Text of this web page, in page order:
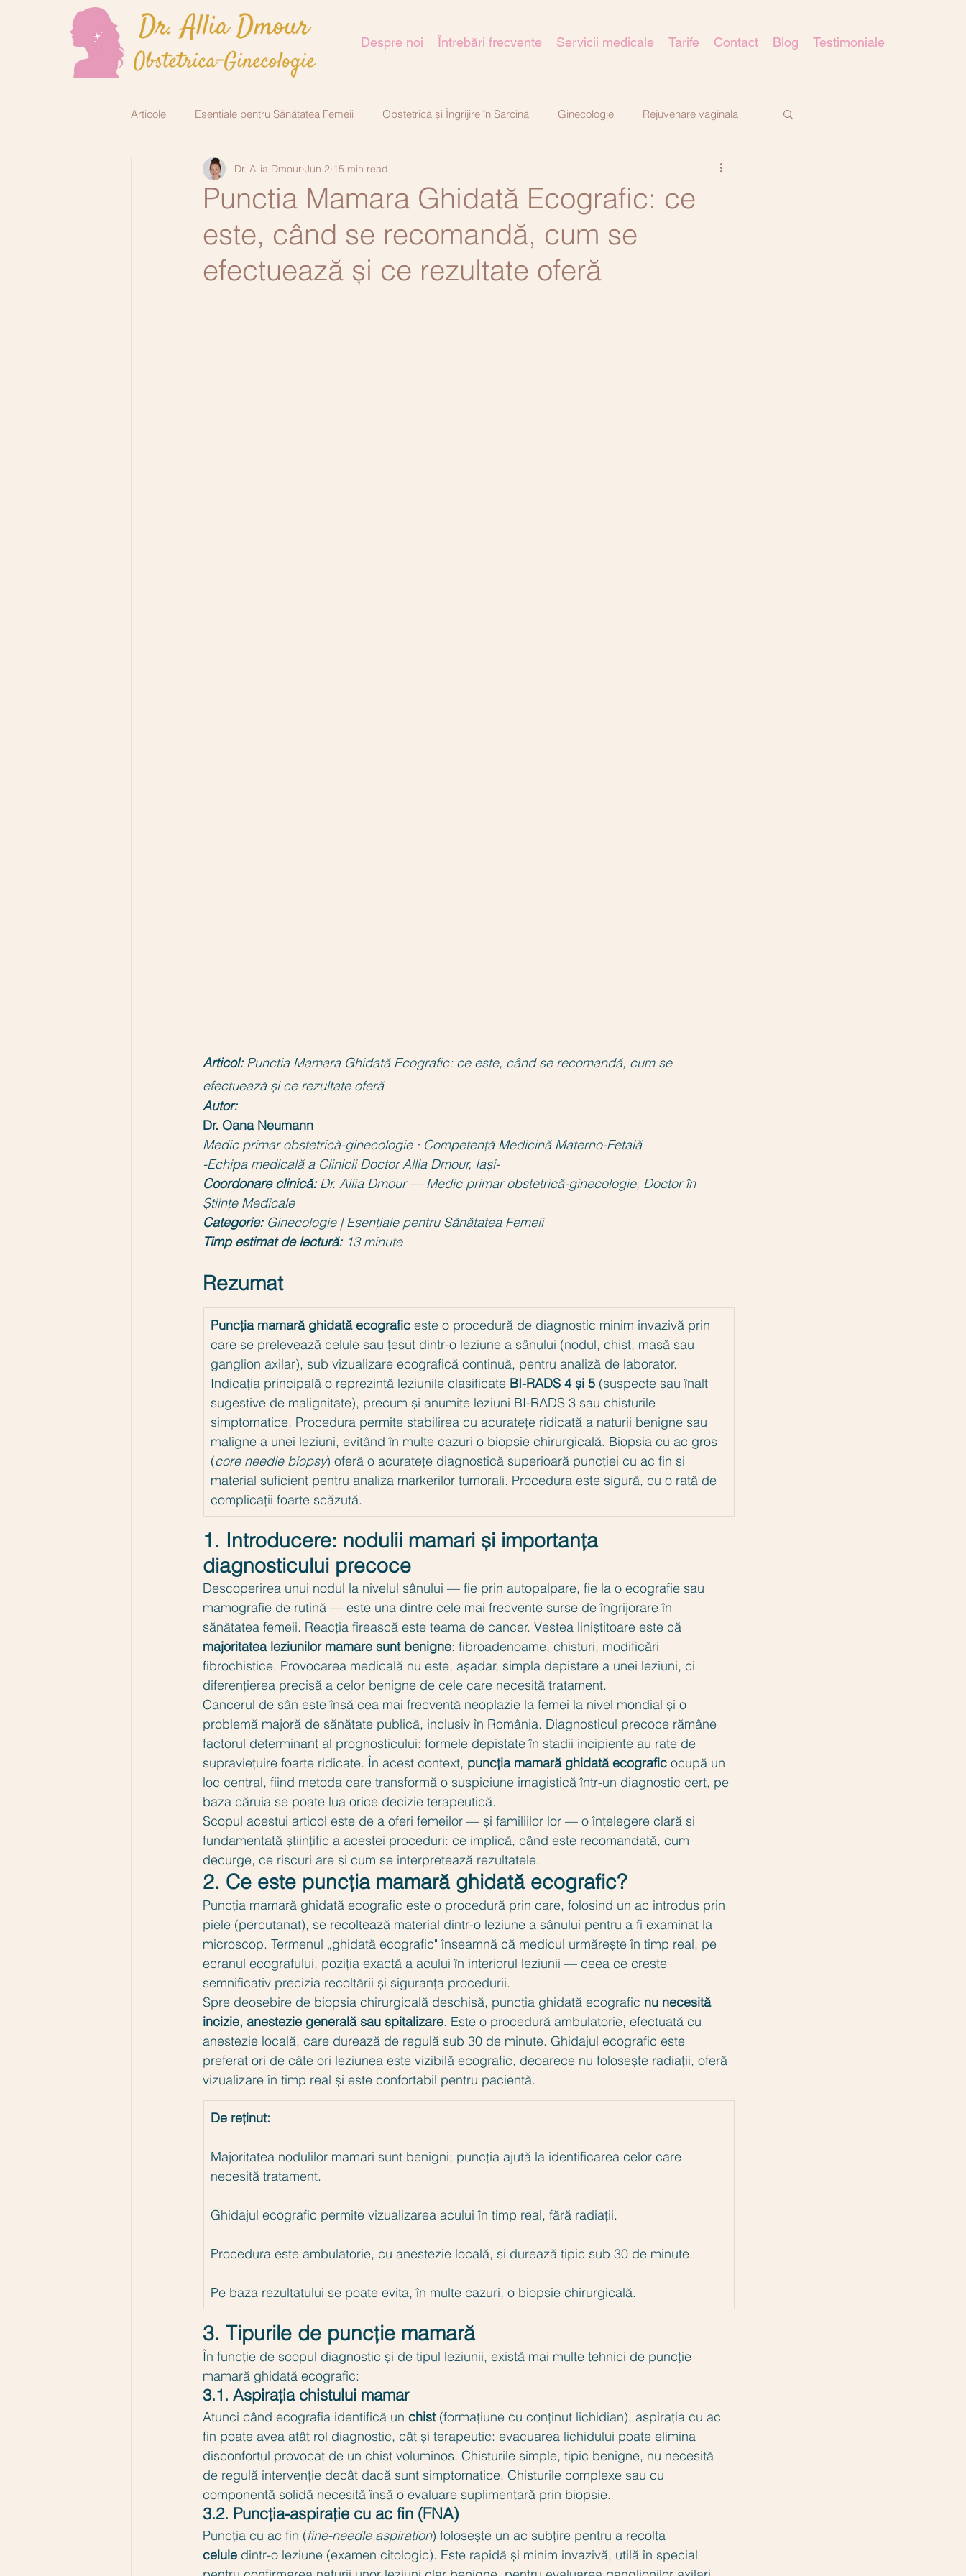
Despre noi Întrebări frecvente Servicii medicale Tarife Contact Blog Testimoniale
Articole Esentiale pentru Sănătatea Femeii Obstetrică și Îngrijire în Sarcină Ginecologie Rejuvenare vaginala
Endocrinologie Chirurgie plastică-estetică
Punctia Mamara Ghidată Ecografic: ce
este, când se recomandă, cum se
efectuează și ce rezultate oferă
Dr. Allia Dmour Jun 2 15 min read
Articol: Punctia Mamara Ghidată Ecografic: ce este, când se recomandă, cum se
efectuează și ce rezultate oferă
Autor:
Dr. Oana Neumann
Medic primar obstetrică-ginecologie · Competență Medicină Materno-Fetală
-Echipa medicală a Clinicii Doctor Allia Dmour, Iași-
Coordonare clinică: Dr. Allia Dmour — Medic primar obstetrică-ginecologie, Doctor în
Științe Medicale
Categorie: Ginecologie | Esențiale pentru Sănătatea Femeii
Timp estimat de lectură: 13 minute
Rezumat
Puncția mamară ghidată ecografic este o procedură de diagnostic minim invazivă prin
care se prelevează celule sau țesut dintr-o leziune a sânului (nodul, chist, masă sau
ganglion axilar), sub vizualizare ecografică continuă, pentru analiză de laborator.
Indicația principală o reprezintă leziunile clasificate BI-RADS 4 și 5 (suspecte sau înalt
sugestive de malignitate), precum și anumite leziuni BI-RADS 3 sau chisturile
simptomatice. Procedura permite stabilirea cu acuratețe ridicată a naturii benigne sau
maligne a unei leziuni, evitând în multe cazuri o biopsie chirurgicală. Biopsia cu ac gros
(core needle biopsy) oferă o acuratețe diagnostică superioară puncției cu ac fin și
material suficient pentru analiza markerilor tumorali. Procedura este sigură, cu o rată de
complicații foarte scăzută.
1. Introducere: nodulii mamari și importanța
diagnosticului precoce
Descoperirea unui nodul la nivelul sânului — fie prin autopalpare, fie la o ecografie sau
mamografie de rutină — este una dintre cele mai frecvente surse de îngrijorare în
sănătatea femeii. Reacția firească este teama de cancer. Vestea liniștitoare este că
majoritatea leziunilor mamare sunt benigne: fibroadenoame, chisturi, modificări
fibrochistice. Provocarea medicală nu este, așadar, simpla depistare a unei leziuni, ci
diferențierea precisă a celor benigne de cele care necesită tratament.
Cancerul de sân este însă cea mai frecventă neoplazie la femei la nivel mondial și o
problemă majoră de sănătate publică, inclusiv în România. Diagnosticul precoce rămâne
factorul determinant al prognosticului: formele depistate în stadii incipiente au rate de
supraviețuire foarte ridicate. În acest context, puncția mamară ghidată ecografic ocupă un
loc central, fiind metoda care transformă o suspiciune imagistică într-un diagnostic cert, pe
baza căruia se poate lua orice decizie terapeutică.
Scopul acestui articol este de a oferi femeilor — și familiilor lor — o înțelegere clară și
fundamentată științific a acestei proceduri: ce implică, când este recomandată, cum
decurge, ce riscuri are și cum se interpretează rezultatele.
2. Ce este puncția mamară ghidată ecografic?
Puncția mamară ghidată ecografic este o procedură prin care, folosind un ac introdus prin
piele (percutanat), se recoltează material dintr-o leziune a sânului pentru a fi examinat la
microscop. Termenul „ghidată ecografic" înseamnă că medicul urmărește în timp real, pe
ecranul ecografului, poziția exactă a acului în interiorul leziunii — ceea ce crește
semnificativ precizia recoltării și siguranța procedurii.
Spre deosebire de biopsia chirurgicală deschisă, puncția ghidată ecografic nu necesită
incizie, anestezie generală sau spitalizare. Este o procedură ambulatorie, efectuată cu
anestezie locală, care durează de regulă sub 30 de minute. Ghidajul ecografic este
preferat ori de câte ori leziunea este vizibilă ecografic, deoarece nu folosește radiații, oferă
vizualizare în timp real și este confortabil pentru pacientă.
De reținut:
Majoritatea nodulilor mamari sunt benigni; puncția ajută la identificarea celor care
necesită tratament.
Ghidajul ecografic permite vizualizarea acului în timp real, fără radiații.
Procedura este ambulatorie, cu anestezie locală, și durează tipic sub 30 de minute.
Pe baza rezultatului se poate evita, în multe cazuri, o biopsie chirurgicală.
3. Tipurile de puncție mamară
În funcție de scopul diagnostic și de tipul leziunii, există mai multe tehnici de puncție
mamară ghidată ecografic:
3.1. Aspirația chistului mamar
Atunci când ecografia identifică un chist (formațiune cu conținut lichidian), aspirația cu ac
fin poate avea atât rol diagnostic, cât și terapeutic: evacuarea lichidului poate elimina
disconfortul provocat de un chist voluminos. Chisturile simple, tipic benigne, nu necesită
de regulă intervenție decât dacă sunt simptomatice. Chisturile complexe sau cu
componentă solidă necesită însă o evaluare suplimentară prin biopsie.
3.2. Puncția-aspirație cu ac fin (FNA)
Puncția cu ac fin (fine-needle aspiration) folosește un ac subțire pentru a recolta
celule dintr-o leziune (examen citologic). Este rapidă și minim invazivă, utilă în special